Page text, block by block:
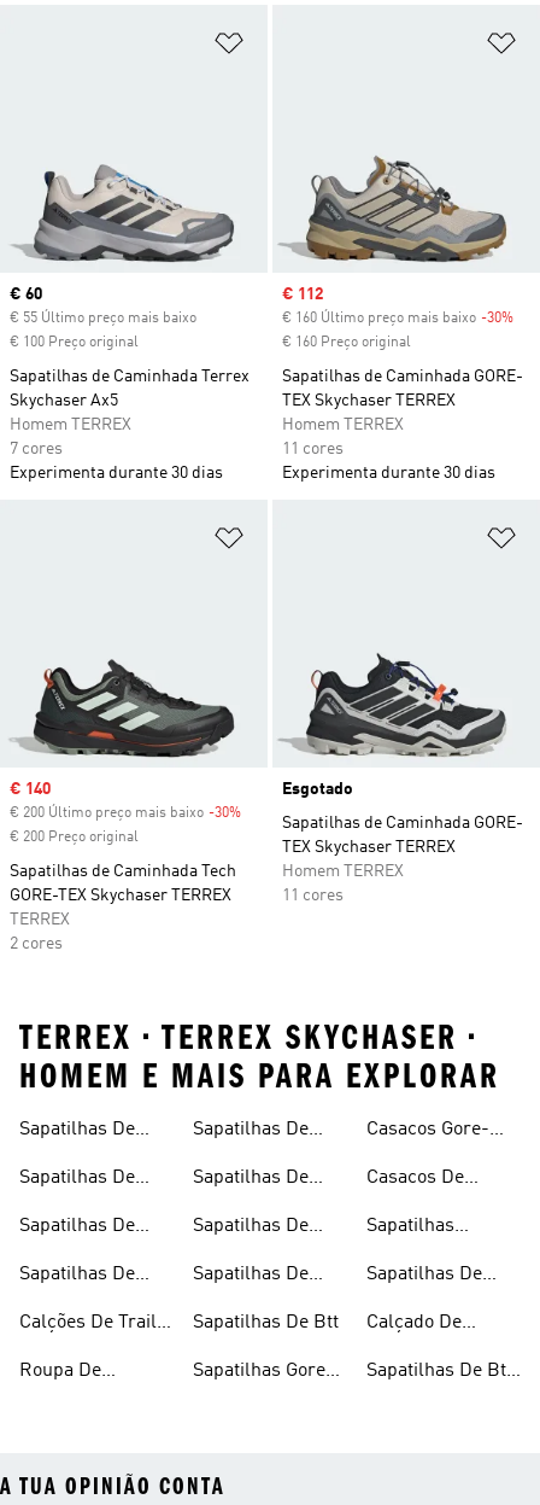
Current price
€ 60
€ 55 Último preço mais baixo
€ 100 Preço original
Sapatilhas de Caminhada Terrex
Skychaser Ax5
Homem TERREX
7 cores
Experimenta durante 30 dias
Sale price
€ 112
€ 160 Último preço mais baixo -30%
€ 160 Preço original
Sapatilhas de Caminhada GORE-
TEX Skychaser TERREX
Homem TERREX
11 cores
Experimenta durante 30 dias
Sale price
€ 140
€ 200 Último preço mais baixo -30% Discount
€ 200 Preço original
Sapatilhas de Caminhada Tech
GORE-TEX Skychaser TERREX
TERREX
2 cores
Esgotado
Sapatilhas de Caminhada GORE-
TEX Skychaser TERREX
Homem TERREX
11 cores
TERREX • TERREX SKYCHASER •
HOMEM E MAIS PARA EXPLORAR
Sapatilhas De
Sapatilhas De
Prova De Água
Sapatilhas De
Para Homem
Sapatilhas De
Para Mulher
Calções De Trail
Roupa De
Sapatilhas De
Sapatilhas De
Para Homem
Sapatilhas De
Para Mulher
Sapatilhas De
Sapatilhas De Btt
Sapatilhas Gore-
Casacos Gore-
Casacos De
Sapatilhas
Sapatilhas De
Pretas
Calçado De
Preto
Sapatilhas De Btt
A TUA OPINIÃO CONTA